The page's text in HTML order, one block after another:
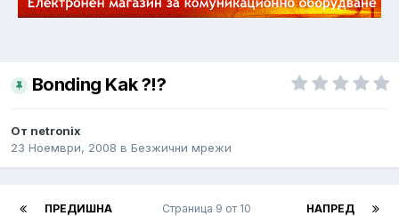
Bonding Kak ?!?
От netronix
23 Ноември, 2008 в Безжични мрежи
ПРЕДИШНА НАПРЕД
Страница 9 от 10